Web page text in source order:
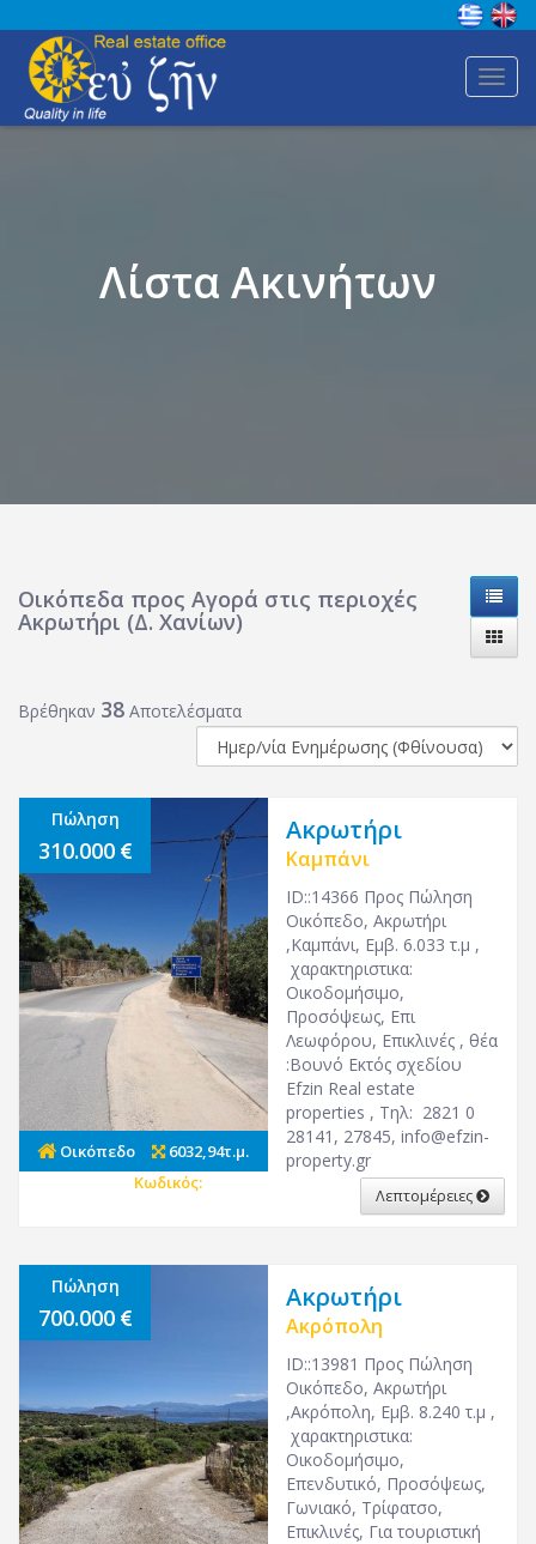
Λίστα Ακινήτων
Οικόπεδα προς Αγορά στις περιοχές
Ακρωτήρι (Δ. Χανίων)
Βρέθηκαν 38 Αποτελέσματα
Πώληση
310.000
Οικόπεδο
6032,94τ.μ.
Κωδικός:
Ακρωτήρι
Καμπάνι
ID::14366 Προς Πώληση
Οικόπεδο, Ακρωτήρι
,Καμπάνι, Εμβ. 6.033 τ.μ ,
χαρακτηριστικα:
Οικοδομήσιμο,
Προσόψεως, Επι
Λεωφόρου, Επικλινές , θέα
:Βουνό Εκτός σχεδίου
Efzin Real estate
properties , Τηλ: 2821 0
28141, 27845, info@efzin-
property.gr
Λεπτομέρειες
Πώληση
700.000
Ακρωτήρι
Ακρόπολη
ID::13981 Προς Πώληση
Οικόπεδο, Ακρωτήρι
,Ακρόπολη, Εμβ. 8.240 τ.μ ,
χαρακτηριστικα:
Οικοδομήσιμο,
Επενδυτικό, Προσόψεως,
Γωνιακό, Τρίφατσο,
Επικλινές, Για τουριστική